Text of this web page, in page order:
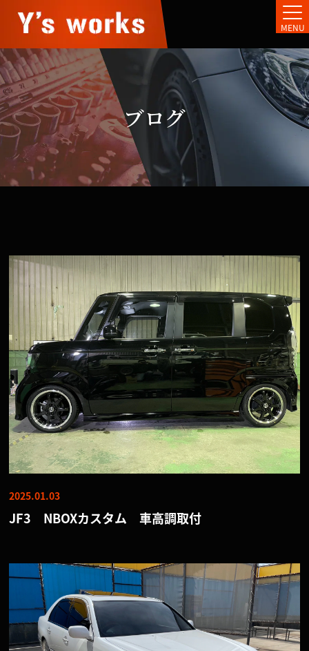
MENU
ブログ
2025.01.03
JF3 NBOXカスタム 車高調取付